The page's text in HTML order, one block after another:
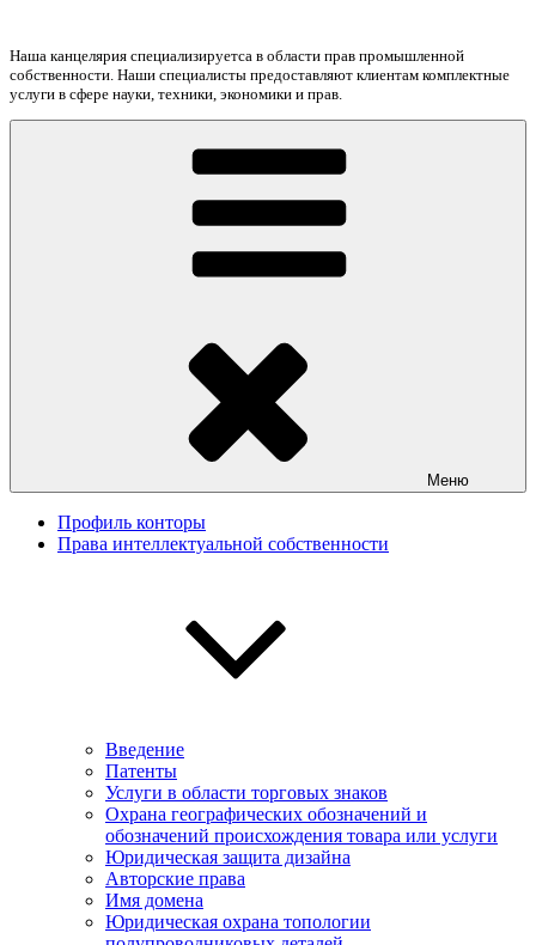
содержимому
Наша канцелярия специализируетса в области прав промышленной
собственности. Наши специалисты предоставляют клиентам комплектные
услуги в сфере науки, техники, экономики и прав.
Меню
Профиль конторы
Права интеллектуальной собственности
Введение
Патенты
Услуги в области торговых знаков
Охрана географических обозначений и
обозначений происхождения товара или услуги
Юридическая защита дизайна
Авторские права
Имя домена
Юридическая охрана топологии